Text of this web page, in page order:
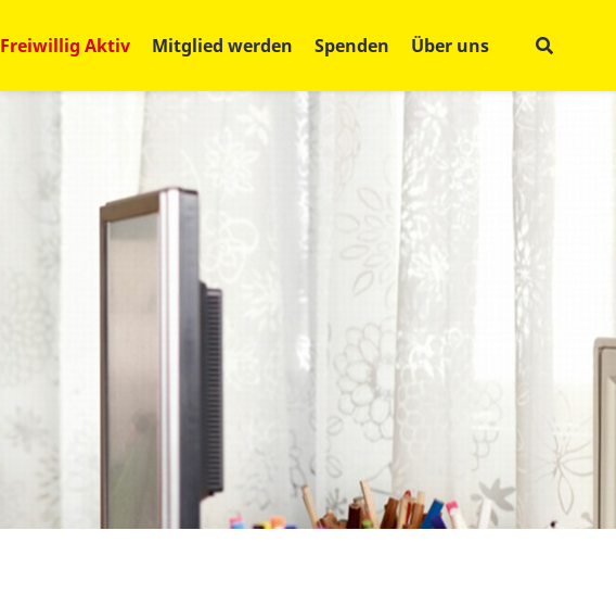
Freiwillig Aktiv Mitglied werden Spenden Über uns